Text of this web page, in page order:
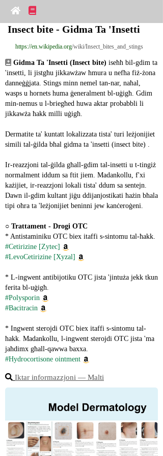
Insect bite - Gidma Ta 'Insetti
https://en.wikipedia.org/wiki/Insect_bites_and_stings
Gidma Ta 'Insetti (Insect bite) iseħħ bil-gdim ta
'insetti, li jistgħu jikkawżaw ħmura u nefħa fiż-żona
danneġġjata. Stings minn nemel tan-nar, naħal,
wasps u hornets huma ġeneralment bl-uġigħ. Gdim
min-nemus u l-briegħed huwa aktar probabbli li
jikkawża ħakk milli uġigħ.
Dermatite ta' kuntatt lokalizzata tista' turi leżjonijiet
simili tal-ġilda bħal gidma ta 'insetti (insect bite) .
Ir-reazzjoni tal-ġilda għall-gdim tal-insetti u t-tingiż
normalment iddum sa ftit jiem. Madankollu, f'xi
każijiet, ir-reazzjoni lokali tista' ddum sa sentejn.
Dawn il-gdim kultant jiġu ddijanjostikati ħażin bħala
tipi oħra ta 'leżjonijiet beninni jew kanċeroġeni.
○ Trattament - Drogi OTC
* Antistaminiku OTC biex itaffi s-sintomu tal-ħakk.
#Cetirizine [Zytec]
#LevoCetirizine [Xyzal]
* L-ingwent antibijotiku OTC jista 'jintuża jekk tkun
ferita bl-uġigħ.
#Polysporin
#Bacitracin
* Ingwent sterojdi OTC biex itaffi s-sintomu tal-
ħakk. Madankollu, l-ingwent sterojdi OTC jista 'ma
jaħdimx għall-qawwa baxxa.
#Hydrocortisone ointment
Iktar informazzjoni ― Malti